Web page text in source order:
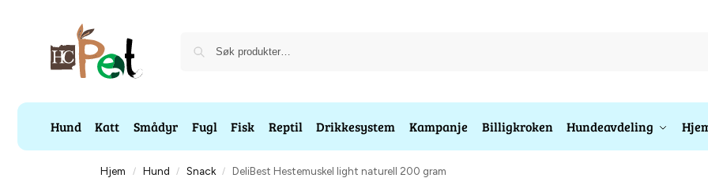
Hund Katt Smådyr Fugl Fisk Reptil Drikkesystem Kampanje Billigkroken Hundeavdeling
Hjem / Hund / Snack / DeliBest Hestemuskel light naturell 200 gram